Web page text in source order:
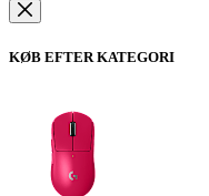
KØB EFTER KATEGORI